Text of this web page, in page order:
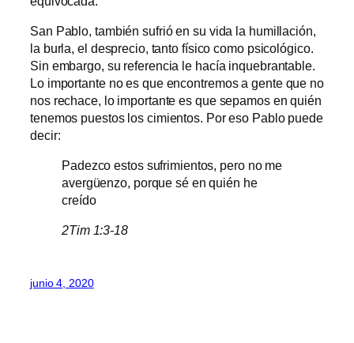
San Pablo, también sufrió en su vida la humillación,
la burla, el desprecio, tanto físico como psicológico.
Sin embargo, su referencia le hacía inquebrantable.
Lo importante no es que encontremos a gente que no
nos rechace, lo importante es que sepamos en quién
tenemos puestos los cimientos. Por eso Pablo puede
decir:
Padezco estos sufrimientos, pero no me
avergüenzo, porque sé en quién he
creído
2Tim 1:3-18
junio 4, 2020